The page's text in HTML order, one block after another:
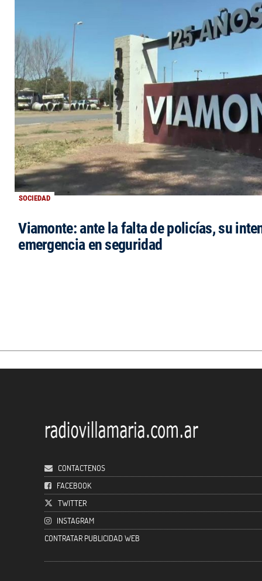
SOCIEDAD
Viamonte: ante la falta de policías, su
emergencia en seguridad
CONTACTENOS
FACEBOOK
TWITTER
INSTAGRAM
CONTRATAR PUBLICIDAD WEB